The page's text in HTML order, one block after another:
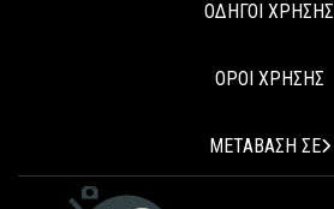
ΟΔΗΓΟΙ ΧΡΗΣΗΣ
ΟΡΟΙ ΧΡΗΣΗΣ
ΜΕΤΑΒΑΣΗ ΣΕ